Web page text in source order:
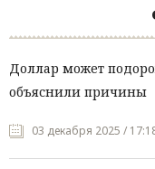
Доллар может
объяснили причины
03 декабря 2025 /